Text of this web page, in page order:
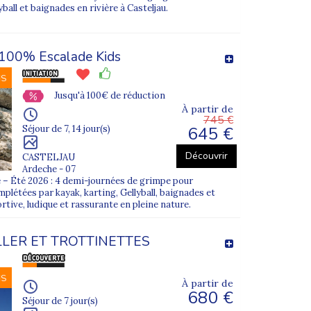
à s'éloigner de vous quelques
sportives multiples
dans le groupe adéquat en fonction
linguistiques et sportives
Votre pré-ado est pris en charge de
il bénéficiera des aides nécessaires
toutes les infos pour choisir la bonne
avecd'autres jeunes de son âge
et baignades en rivière à Casteljau.
Escalade Kids
Jusqu'à 100€ de réduction
Séjour de 7, 14 jour(s)
CASTELJAU
Ardeche - 07
À partir de
745 €
645 €
Découvrir
Été 2026 : 4 demi-journées de grimpe pour
par kayak, karting, Gellyball, baignades et
ludique et rassurante en pleine nature.
ET TROTTINETTES
Séjour de 7 jour(s)
À partir de
680 €